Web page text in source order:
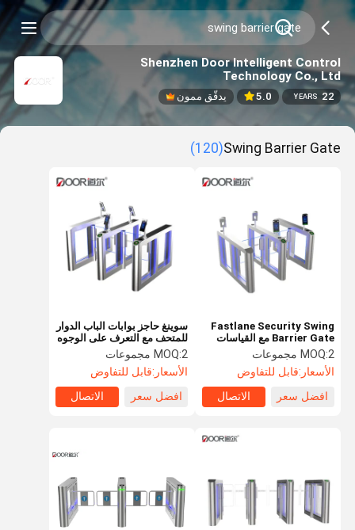
Shenzhen Door Intelligent Control
Technology Co., Ltd
22
YEARS
5.0 يدقّق ممون
Swing Barrier Gate
(120)
سوينغ حاجز بوابات الباب الدوار
للمتحف مع التعرف على الوجوه
ونظام الإدارة
MOQ:2 مجموعات
الأسعار:قابل للتفاوض
افضل سعر
الاتصال
Fastlane Security Swing
Barrier Gate مع القياسات
الحيوية لنظام الإدارة
MOQ:2 مجموعات
الأسعار:قابل للتفاوض
افضل سعر
الاتصال